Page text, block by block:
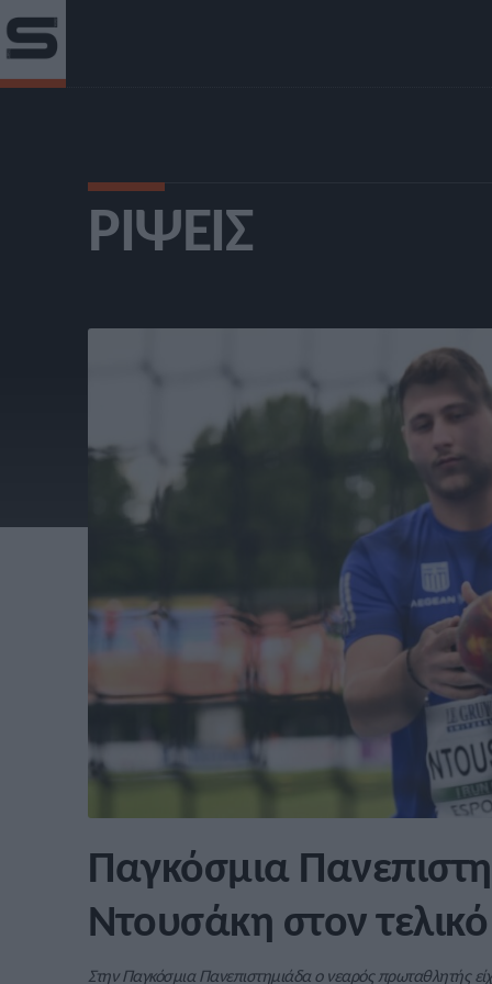
ΡΊΨΕΙΣ
Παγκόσμια
Ντουσάκη στον
Στην Παγκόσμια Πανεπιστημιάδα ο νεαρός πρωταθλητής